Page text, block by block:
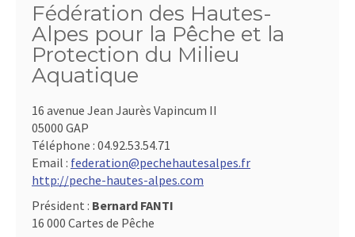
Fédération des Hautes-
Alpes pour la Pêche et la
Protection du Milieu
Aquatique
16 avenue Jean Jaurès Vapincum II
05000 GAP
Téléphone : 04.92.53.54.71
Email : federation@pechehautesalpes.fr
http://peche-hautes-alpes.com
Président : Bernard FANTI
16 000 Cartes de Pêche